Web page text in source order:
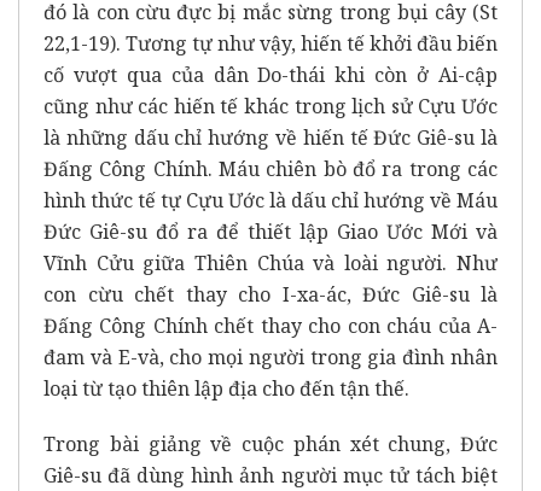
đó là con cừu đực bị mắc sừng trong bụi cây (St
22,1-19). Tương tự như vậy, hiến tế khởi đầu biến
cố vượt qua của dân Do-thái khi còn ở Ai-cập
cũng như các hiến tế khác trong lịch sử Cựu Ước
là những dấu chỉ hướng về hiến tế Đức Giê-su là
Đấng Công Chính. Máu chiên bò đổ ra trong các
hình thức tế tự Cựu Ước là dấu chỉ hướng về Máu
Đức Giê-su đổ ra để thiết lập Giao Ước Mới và
Vĩnh Cửu giữa Thiên Chúa và loài người. Như
con cừu chết thay cho I-xa-ác, Đức Giê-su là
Đấng Công Chính chết thay cho con cháu của A-
đam và E-và, cho mọi người trong gia đình nhân
loại từ tạo thiên lập địa cho đến tận thế.
Trong bài giảng về cuộc phán xét chung, Đức
Giê-su đã dùng hình ảnh người mục tử tách biệt